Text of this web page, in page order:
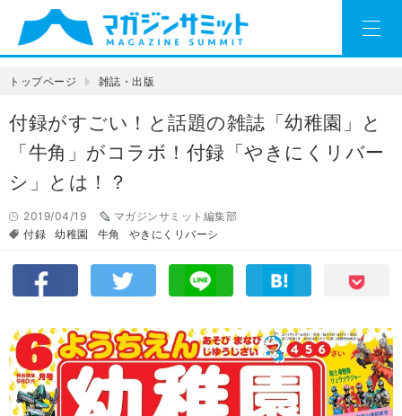
トップページ 雑誌・出版
付録がすごい！と話題の雑誌「幼稚園」と
「牛角」がコラボ！付録「やきにくリバー
シ」とは！？
2019/04/19
マガジンサミット編集部
付録
幼稚園 牛角 やきにくリバーシ